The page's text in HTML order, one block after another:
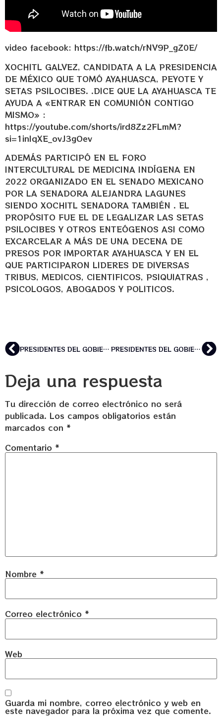
video facebook: https://fb.watch/rNV9P_gZ0E/
XOCHITL GALVEZ, CANDIDATA A LA PRESIDENCIA
DE MÉXICO QUE TOMÓ AYAHUASCA, PEYOTE Y
SETAS PSILOCIBES. .DICE QUE LA AYAHUASCA TE
AYUDA A «ENTRAR EN COMUNIÓN CONTIGO
MISMO» :
https://youtube.com/shorts/ird8Zz2FLmM?
si=1inIqXE_ovJ3gOev
ADEMÁS PARTICIPÓ EN EL FORO
INTERCULTURAL DE MEDICINA INDÍGENA EN
2022 ORGANIZADO EN EL SENADO MEXICANO
POR LA SENADORA ALEJANDRA LAGUNES
SIENDO XOCHITL SENADORA TAMBIÉN . EL
PROPÓSITO FUE EL DE LEGALIZAR LAS SETAS
PSILOCIBES Y OTROS ENTEÓGENOS ASI COMO
EXCARCELAR A MÁS DE UNA DECENA DE
PRESOS POR IMPORTAR AYAHUASCA Y EN EL
QUE PARTICIPARON LIDERES DE DIVERSAS
TRIBUS, MEDICOS, CIENTIFICOS, PSIQUIATRAS ,
PSICOLOGOS, ABOGADOS Y POLITICOS.
PRESIDENTES DEL GOBIERNO Y CANDIDATOS A LA PRESIDENCIA QUE HAN TOMADO AYAHUASCA PRESIDENTES DEL GOBIERNO Y CANDIDATOS A LA PRESIDENCIA QUE HAN TOMADO AYAHUASCA
Deja una respuesta
Tu dirección de correo electrónico no será
publicada. Los campos obligatorios están
marcados con *
Comentario *
Nombre *
Correo electrónico *
Web
Guarda mi nombre, correo electrónico y web en
este navegador para la próxima vez que comente.